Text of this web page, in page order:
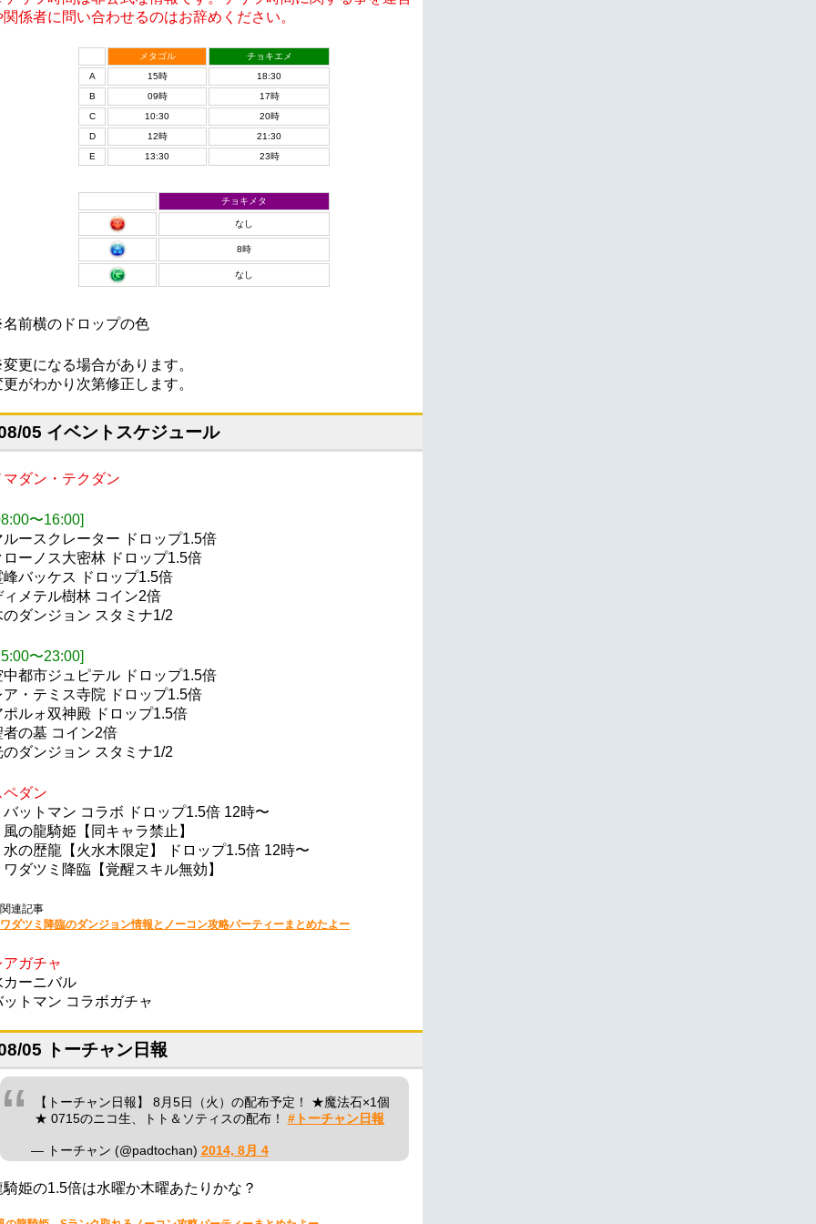
関係者に問い合わせるのはお辞めください。
メタゴル
チョキエメ
A
15時
18:30
B
09時
17時
C
10:30
20時
D
12時
21:30
E
13:30 23時
チョキメタ
なし
8時
なし
前横のドロップの色
更になる場合があります。
更がわかり次第修正します。
05 イベントスケジュール
マダン・テクダン
〜16:00]
ルースクレーター ドロップ1.5倍
ローノス大密林 ドロップ1.5倍
峰バッケス ドロップ1.5倍
ィメテル樹林 コイン2倍
のダンジョン スタミナ1/2
〜23:00]
中都市ジュピテル ドロップ1.5倍
ア・テミス寺院 ドロップ1.5倍
ポルォ双神殿 ドロップ1.5倍
者の墓 コイン2倍
のダンジョン スタミナ1/2
ペダン
バットマン コラボ ドロップ1.5倍 12時〜
風の龍騎姫【同キャラ禁止】
水の歴龍【火水木限定】 ドロップ1.5倍 12時〜
ワダツミ降臨【覚醒スキル無効】
連記事
ワダツミ降臨のダンジョン情報とノーコン攻略パーティーまとめたよー
アガチャ
カーニバル
ットマン コラボガチャ
05 トーチャン日報
【トーチャン日報】 8月5日（火）の配布予定！ ★魔法石×1個
★ 0715のニコ生、トト＆ソティスの配布！ #トーチャン日報
— トーチャン (@padtochan) 2014, 8月 4
騎姫の1.5倍は水曜か木曜あたりかな？